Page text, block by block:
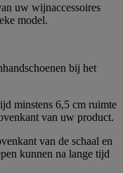
uw wijnaccessoires
model.
bij het
minstens 6,5 cm ruimte
van uw product.
van de schaal en
kunnen na lange tijd